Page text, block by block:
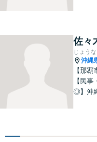
まいり
ですの
ださい
をご提
佐々
じょう
沖縄
【那
【民
◎】沖
尽力し